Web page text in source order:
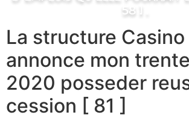
58 ] .
La structure Casino
annonce mon
2020 posseder
cession [ 81 ]